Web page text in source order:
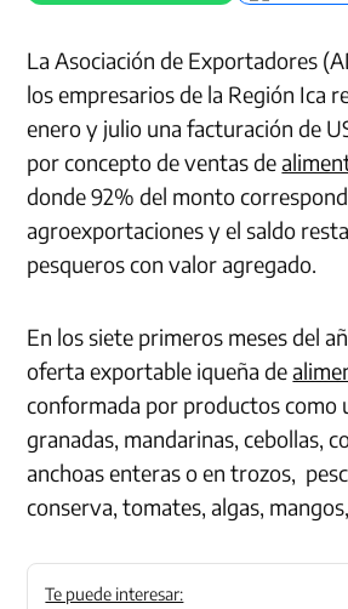
La Asociación de Exportadores
los empresarios de la Región Ica
enero y julio una facturación de
por concepto de ventas de
donde 92% del monto
agroexportaciones y el saldo
pesqueros con valor agregado.
En los siete primeros meses del
oferta exportable iqueña de
conformada por productos como
granadas, mandarinas, cebollas,
anchoas enteras o en trozos,
conserva, tomates, algas,
Te puede interesar: